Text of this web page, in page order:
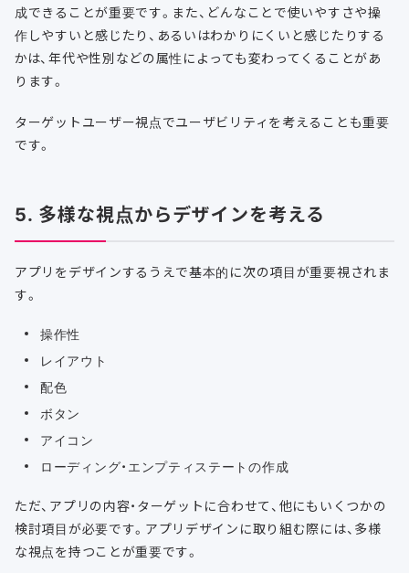
成できることが重要です。また、どんなことで使いやすさや操
作しやすいと感じたり、あるいはわかりにくいと感じたりする
かは、年代や性別などの属性によっても変わってくることがあ
ります。
ターゲットユーザー視点でユーザビリティを考えることも重要
です。
5. 多様な視点からデザインを考える
アプリをデザインするうえで基本的に次の項目が重要視されま
す。
操作性
レイアウト
配色
ボタン
アイコン
ローディング・エンプティステートの作成
ただ、アプリの内容・ターゲットに合わせて、他にもいくつかの
検討項目が必要です。アプリデザインに取り組む際には、多様
な視点を持つことが重要です。